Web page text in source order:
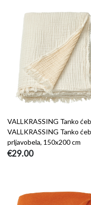
VALLKRASSING Tanko
VALLKRASSING Tanko
prljavobela, 150x200 cm
€29.00